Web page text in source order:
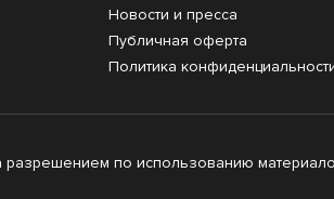
Новости и пресса
Публичная оферта
Политика
по использованию